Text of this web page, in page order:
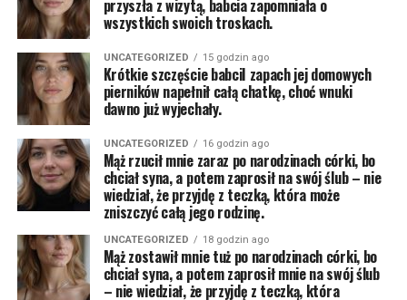
przyszła z wizytą, babcia zapomniała o
wszystkich swoich troskach.
UNCATEGORIZED 15 godzin ago
Krótkie szczęście babciI zapach jej domowych
pierników napełnił całą chatkę, choć wnuki
dawno już wyjechały.
UNCATEGORIZED 16 godzin ago
Mąż rzucił mnie zaraz po narodzinach córki, bo
chciał syna, a potem zaprosił na swój ślub – nie
wiedział, że przyjdę z teczką, która może
zniszczyć całą jego rodzinę.
UNCATEGORIZED 18 godzin ago
Mąż zostawił mnie tuż po narodzinach córki, bo
chciał syna, a potem zaprosił mnie na swój ślub
– nie wiedział, że przyjdę z teczką, która